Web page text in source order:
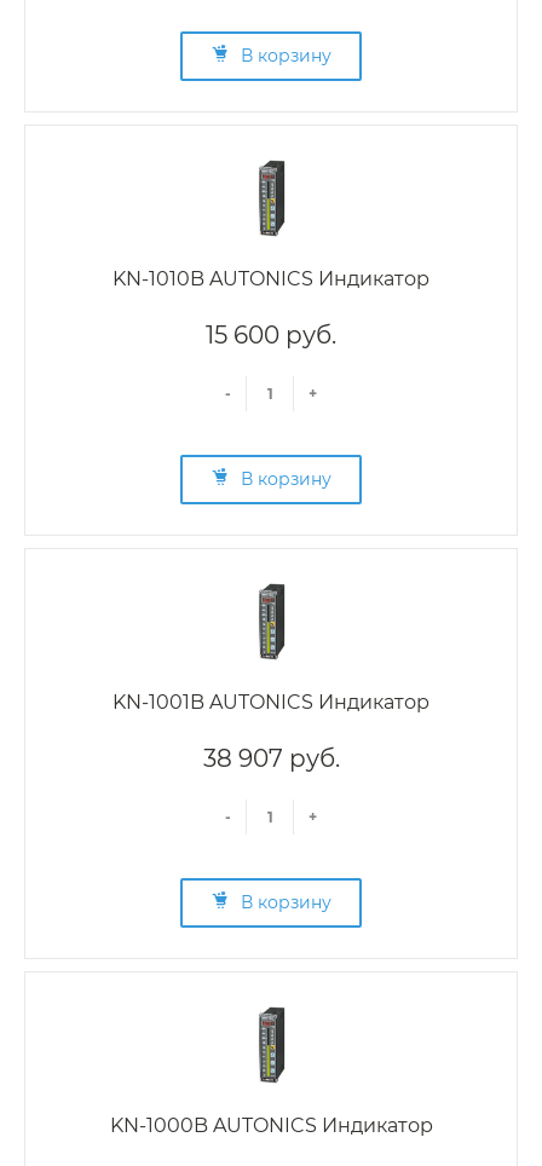
В корзину
KN-1010B AUTONICS Индикатор
15 600 руб.
- +
В корзину
KN-1001B AUTONICS Индикатор
38 907 руб.
- +
В корзину
KN-1000B AUTONICS Индикатор